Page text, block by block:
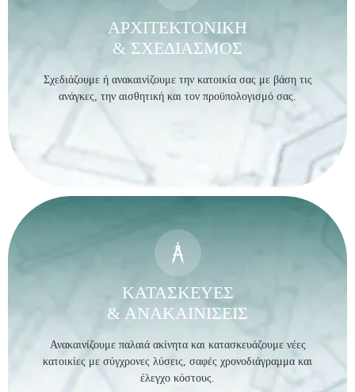
ΑΡΧΙΤΕΚΤΟΝΙΚΗ
& ΣΧΕΔΙΑΣΜΟΣ
Σχεδιάζουμε ή ανακαινίζουμε την κατοικία σας με βάση τις
ανάγκες, την αισθητική και τον προϋπολογισμό σας.
ΚΑΤΑΣΚΕΥΕΣ
& ΑΝΑΚΑΙΝΙΣΕΙΣ
Ανακαινίζουμε παλαιά ακίνητα και κατασκευάζουμε νέες
κατοικίες με σύγχρονες λύσεις, σαφές χρονοδιάγραμμα και
έλεγχο κόστους.